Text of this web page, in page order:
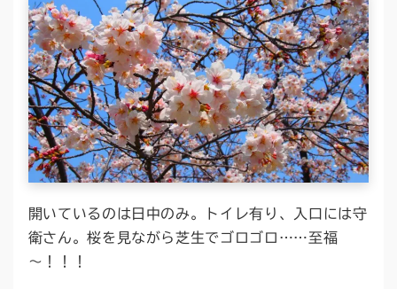
開いているのは日中のみ。トイレ有り、入口には守
衛さん。桜を見ながら芝生でゴロゴロ……至福
～！！！